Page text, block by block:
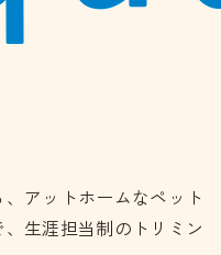
アットホームなペット
生涯担当制のトリミン